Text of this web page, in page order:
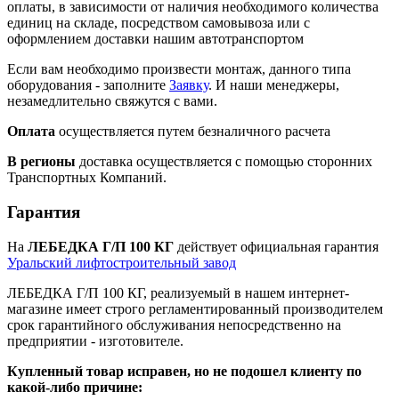
оплаты, в зависимости от наличия необходимого количества
единиц на складе, посредством самовывоза или с
оформлением доставки нашим автотранспортом
Если вам необходимо произвести монтаж, данного типа
оборудования - заполните Заявку. И наши менеджеры,
незамедлительно свяжутся с вами.
Оплата осуществляется путем безналичного расчета
В регионы доставка осуществляется с помощью сторонних
Транспортных Компаний.
Гарантия
На ЛЕБЕДКА Г/П 100 КГ действует официальная гарантия
Уральский лифтостроительный завод
ЛЕБЕДКА Г/П 100 КГ, реализуемый в нашем интернет-
магазине имеет строго регламентированный производителем
срок гарантийного обслуживания непосредственно на
предприятии - изготовителе.
Купленный товар исправен, но не подошел клиенту по
какой-либо причине: